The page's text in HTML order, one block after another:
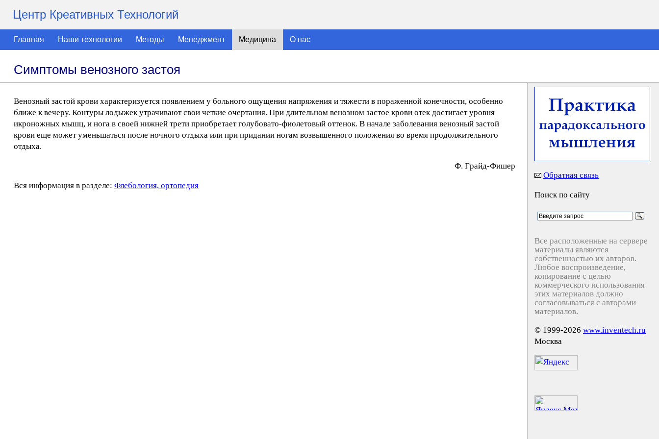
Центр Креативных Технологий
Главная Наши технологии Методы Менеджмент Медицина О нас
Симптомы венозного застоя
Венозный застой крови характеризуется появлением у больного ощущения напряжения и тяжести в пораженной конечности, особенно
ближе к вечеру. Контуры лодыжек утрачивают свои четкие очертания. При длительном венозном застое крови отек достигает уровня
икроножных мышц, и нога в своей нижней трети приобретает голубовато-фиолетовый оттенок. В начале заболевания венозный застой
крови еще может уменьшаться после ночного отдыха или при придании ногам возвышенного положения во время продолжительного
отдыха.
Ф. Гpaйд-Фишeр
Вся информация в разделе: Флебология, ортопедия
Обратная связь
Поиск по сайту
Все расположенные на сервере
материалы являются
собственностью их авторов.
Любое воспроизведение,
копирование с целью
коммерческого использования
этих материалов должно
согласовываться с авторами
материалов.
© 1999-2026 www.inventech.ru
Москва